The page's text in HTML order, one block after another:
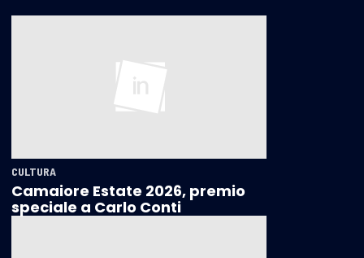
CULTURA
Camaiore Estate 2026, premio
speciale a Carlo Conti